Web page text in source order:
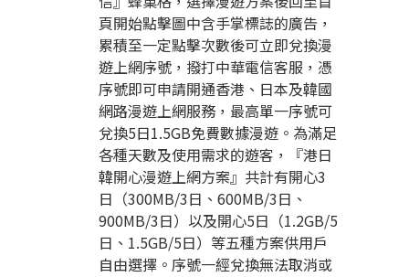
頁開始點擊圖中含手掌標誌的廣告，
累積至一定點擊次數後可立即兌換漫
遊上網序號，撥打中華電信客服，憑
序號即可申請開通香港、日本及韓國
網路漫遊上網服務，最高單一序號可
兌換5日1.5GB免費數據漫遊。為滿足
各種天數及使用需求的遊客，『港日
韓開心漫遊上網方案』共計有開心3
日（300MB/3日、600MB/3日、
900MB/3日）以及開心5日（1.2GB/5
日、1.5GB/5日）等五種方案供用戶
自由選擇。序號一經兌換無法取消或